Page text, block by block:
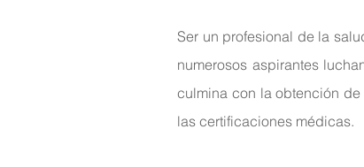
Ser un profesional de la
numerosos aspirantes
culmina con la obtención
las certificaciones médicas.